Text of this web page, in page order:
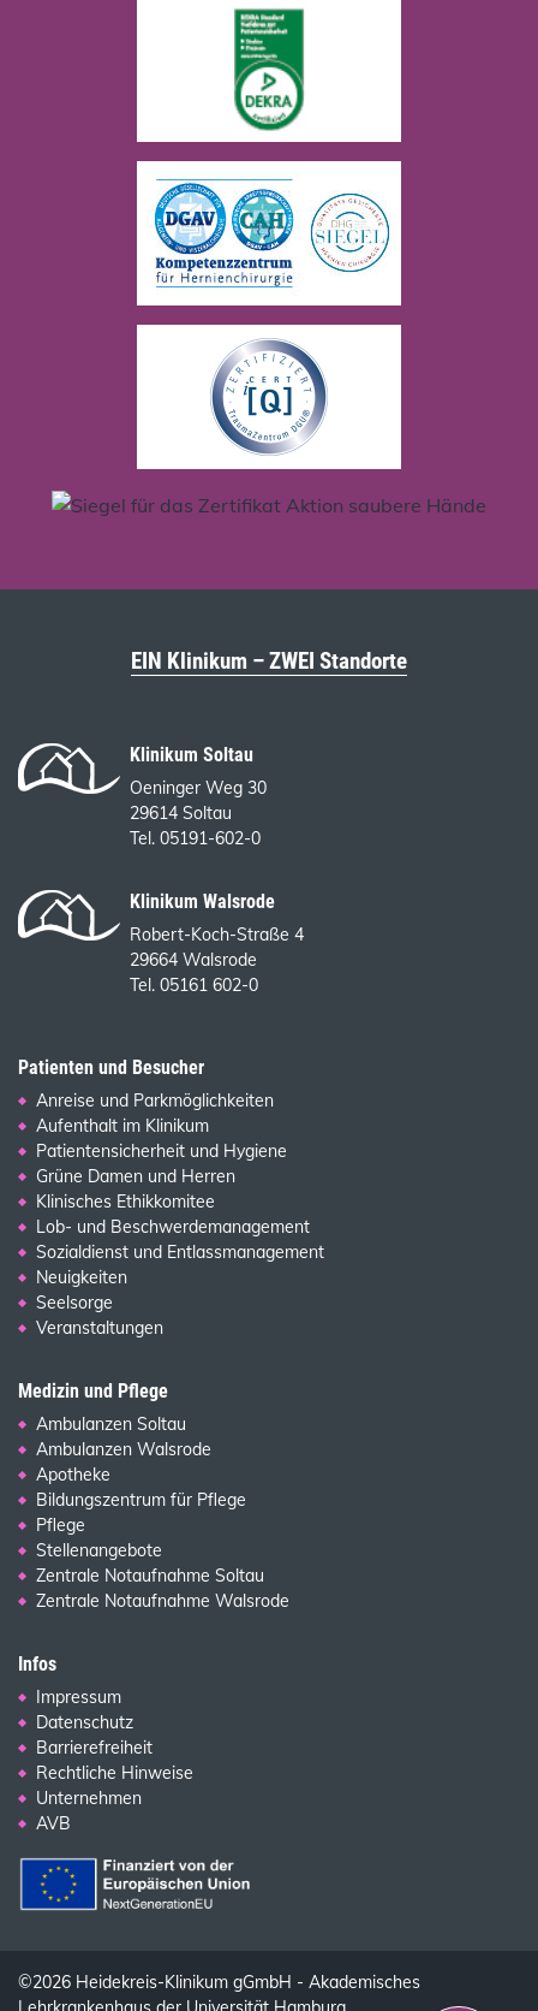
EIN Klinikum – ZWEI Standorte
Klinikum Soltau
Oeninger Weg 30
29614 Soltau
Tel. 05191-602-0
Klinikum Walsrode
Robert-Koch-Straße 4
29664 Walsrode
Tel. 05161 602-0
Patienten und Besucher
Anreise und Parkmöglichkeiten
Aufenthalt im Klinikum
Patientensicherheit und Hygiene
Grüne Damen und Herren
Klinisches Ethikkomitee
Lob- und Beschwerdemanagement
Sozialdienst und Entlassmanagement
Neuigkeiten
Seelsorge
Veranstaltungen
Medizin und Pflege
Ambulanzen Soltau
Ambulanzen Walsrode
Apotheke
Bildungszentrum für Pflege
Pflege
Stellenangebote
Zentrale Notaufnahme Soltau
Zentrale Notaufnahme Walsrode
Infos
Impressum
Datenschutz
Barrierefreiheit
Rechtliche Hinweise
Unternehmen
AVB
©2026 Heidekreis-Klinikum gGmbH - Akademisches